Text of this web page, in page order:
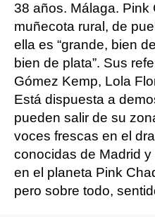
38 años. Málaga. Pink
muñecota rural, de
ella es “grande, bien
bien de plata”. Sus
Gómez Kemp, Lola
Está dispuesta a
pueden salir de su
voces frescas en el
conocidas de Madrid
en el planeta Pink
pero sobre todo,